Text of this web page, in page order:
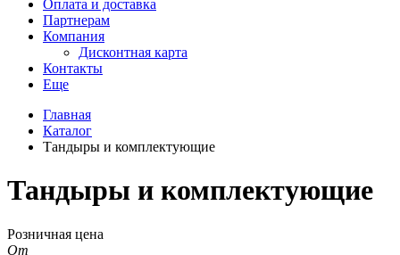
Оплата и доставка
Партнерам
Компания
Дисконтная карта
Контакты
Еще
Главная
Каталог
Тандыры и комплектующие
Тандыры и комплектующие
Розничная цена
От